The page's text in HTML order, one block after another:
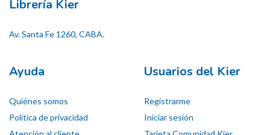
Librería Kier
Av. Santa Fe 1260, CABA.
Ayuda
Quiénes somos
Política de privacidad
Usuarios del Kier
Registrarme
Iniciar sesión